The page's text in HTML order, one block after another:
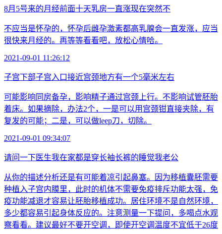
8月5号来的月经前面十天乳房一直涨现在突然不
不应当是怀孕的，怀孕后雌孕激素都高乳腺会一直发涨，应当
很快来月经的。再等等看看吧，放松心情哈。
2021-09-01 11:26:12
子宫下部子宫入口接近宫颈地方有一个5毫米左右
可能影响同房备孕，影响精子通过宫颈上行。不影响试管胚胎
着床。如果摘除，办法2个，一是可以用宫颈钳直接夹除，有
复发的可能；二是，可以做leep刀，切除。
2021-09-01 09:34:07
请问一下医生我在家都是穿长袖长裤的睡觉我老公
从你的描述分析还是有可能着凉引起鼻塞。因为移植囊胚需要
种植入子宫内膜里，此时的机体不需要免疫排斥功能太强，免
疫功能减退才容易让胚胎移植成功。居住环境不是自然环境，
多少都容易引起身体反应的。注意测量一下提问，多喝点水观
察看看。建议最好不要开空调，即使开空调温度不宜低于26度